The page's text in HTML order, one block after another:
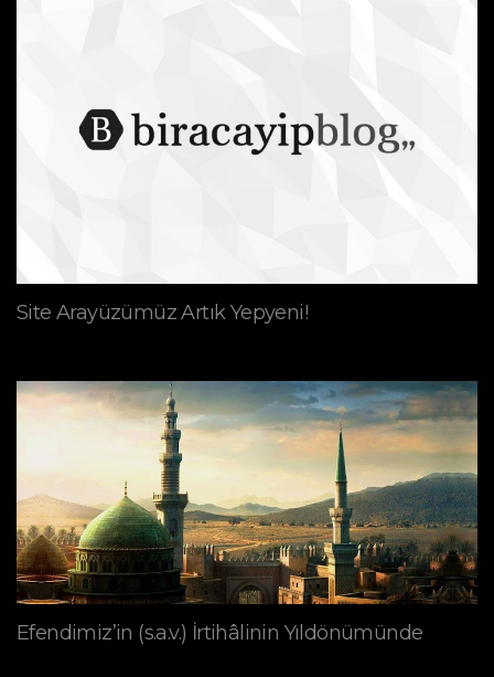
Site Arayüzümüz Artık Yepyeni!
Efendimiz’in (s.a.v.) İrtihâlinin Yıldönümünde